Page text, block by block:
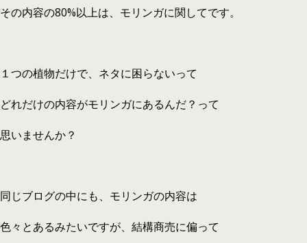
その内容の80%以上は、モリンガに関してです。
１つの植物だけで、ネタに困らないって
どれだけの内容がモリンガにあるんだ？って
思いませんか？
同じブログの中にも、モリンガの内容は
色々とあるみたいですが、結構商売に偏って